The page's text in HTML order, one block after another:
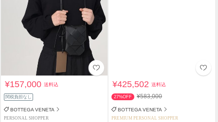
¥157,000送料込
関税負担なし
BOTTEGA VENETA
PERSONAL SHOPPER
¥425,502送料込
27%OFF ¥583,000
BOTTEGA VENETA
PREMIUM PERSONAL SHOPPER